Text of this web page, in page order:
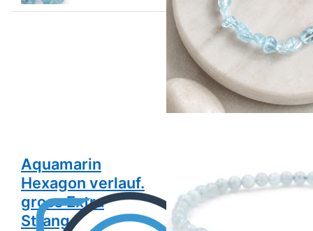
Aquamarin
Hexagon verlauf.
gross Extra
Strang
Kugeln 4mm
Armband